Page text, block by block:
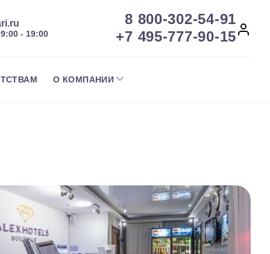
- 19:00
8 800-302-54-91
+7 495-777-90-15
О КОМПАНИИ